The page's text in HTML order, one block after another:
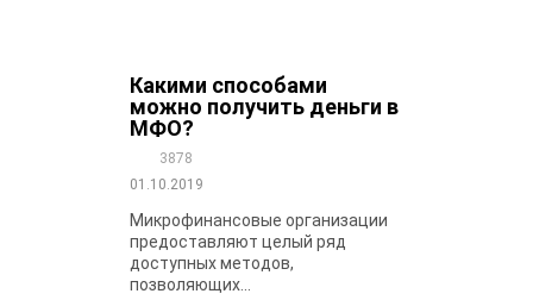
Какими способами
можно получить деньги в
МФО?
3878
01.10.2019
Микрофинансовые организации
предоставляют целый ряд
доступных методов,
позволяющих...